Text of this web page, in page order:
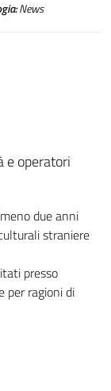
News
e operatori
due anni
straniere
presso
per ragioni di